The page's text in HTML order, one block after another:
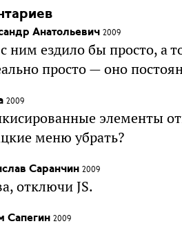
Анатольевич 2009
ним ездило бы просто, а
просто — оно
2009
элементы
меню убрать?
Саранчин 2009
отключи JS.
Сапегин 2009